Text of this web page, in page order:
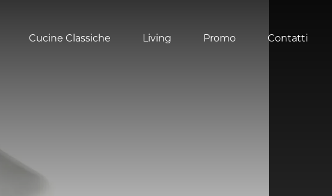
Cucine Classiche Living Promo Contatti